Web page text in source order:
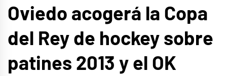
Oviedo acogerá la Copa
del Rey de hockey sobre
patines 2013 y el OK